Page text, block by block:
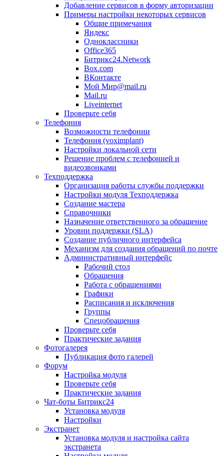
Добавление сервисов в форму авторизации
Примеры настройки некоторых сервисов
Общие примечания
Яндекс
Одноклассники
Office365
Битрикс24.Network
Box.com
ВКонтакте
Мой Мир@mail.ru
Mail.ru
Liveinternet
Проверьте себя
Телефония
Возможности телефонии
Телефония (voximplant)
Настройки локальной сети
Решение проблем с телефонией и
видеозвонками
Техподдержка
Организация работы службы поддержки
Настройки модуля Техподдержка
Создание мастера
Справочники
Назначение ответственного за обращение
Уровни поддержки (SLA)
Создание публичного интерфейса
Механизм для создания обращений по почте
Административный интерфейс
Рабочий стол
Обращения
Работа с обращениями
Графики
Расписания и исключения
Группы
Спецобращения
Проверьте себя
Практические задания
Фотогалерея
Публикация фото галерей
Форум
Настройка модуля
Проверьте себя
Практические задания
Чат-боты Битрикс24
Установка модуля
Настройки
Экстранет
Установка модуля и настройка сайта
экстранета